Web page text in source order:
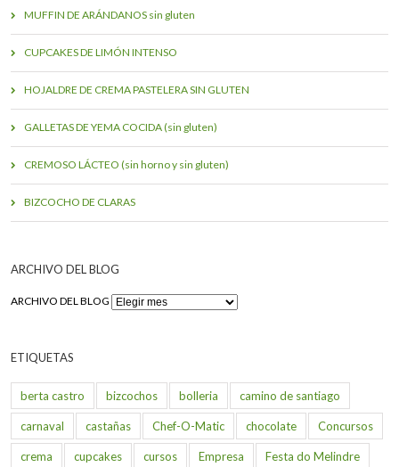
MUFFIN DE ARÁNDANOS sin gluten
CUPCAKES DE LIMÓN INTENSO
HOJALDRE DE CREMA PASTELERA SIN GLUTEN
GALLETAS DE YEMA COCIDA (sin gluten)
CREMOSO LÁCTEO (sin horno y sin gluten)
BIZCOCHO DE CLARAS
ARCHIVO DEL BLOG
ARCHIVO DEL BLOG
ETIQUETAS
berta castro bizcochos bolleria camino de santiago
carnaval castañas Chef-O-Matic chocolate Concursos
crema cupcakes cursos Empresa Festa do Melindre